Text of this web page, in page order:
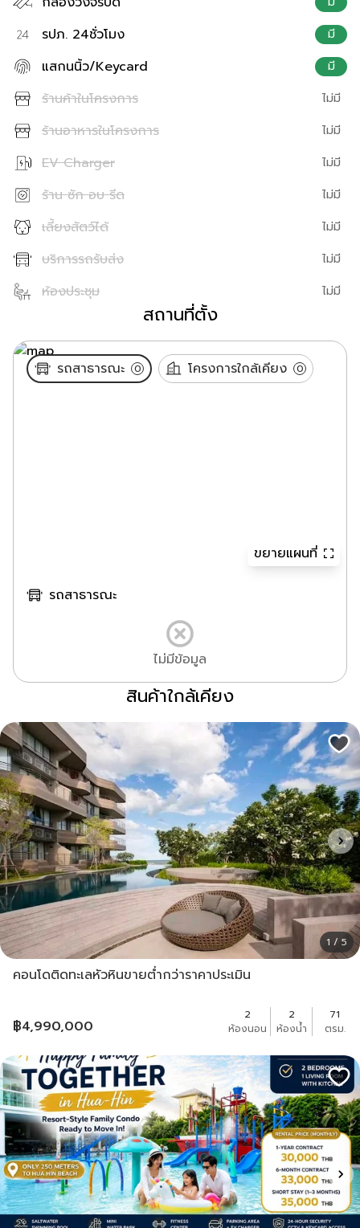
รปภ. 24ชั่วโมง มี
แสกนนิ้ว/Keycard มี
ร้านค้าในโครงการ ไม่มี
ร้านอาหารในโครงการ ไม่มี
EV Charger ไม่มี
ร้าน ซัก อบ รีด ไม่มี
เลี้ยงสัตว์ได้ ไม่มี
บริการรถรับส่ง ไม่มี
ห้องประชุม ไม่มี
สถานที่ตั้ง
ขยายแผนที่
รถสาธารณะ
ไม่มีข้อมูล
รถสาธารณะ 0 โครงการใกล้เคียง 0
สินค้าใกล้เคียง
1 / 5
คอนโดติดทะเลหัวหินขายต่ำกว่าราคาประเมิน
฿4,990,000
2
ห้องนอน
2
ห้องน้ำ
71
ตรม.